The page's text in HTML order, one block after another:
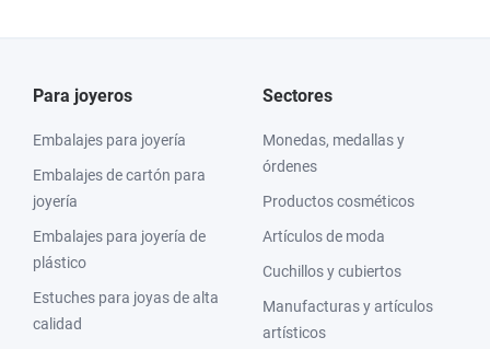
Para joyeros
Embalajes para joyería
Embalajes de cartón para
joyería
Embalajes para joyería de
plástico
Estuches para joyas de alta
calidad
Sectores
Monedas, medallas y
órdenes
Productos cosméticos
Artículos de moda
Cuchillos y cubiertos
Manufacturas y artículos
artísticos